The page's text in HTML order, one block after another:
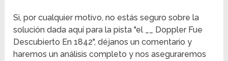
Si, por cualquier motivo, no estás seguro sobre la
solución dada aquí para la pista "el __ Doppler Fue
Descubierto En 1842", déjanos un comentario y
haremos un análisis completo y nos aseguraremos